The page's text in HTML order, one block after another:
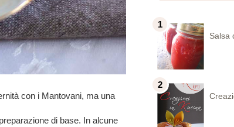
con i Mantovani, ma una
di base. In alcune
Salsa